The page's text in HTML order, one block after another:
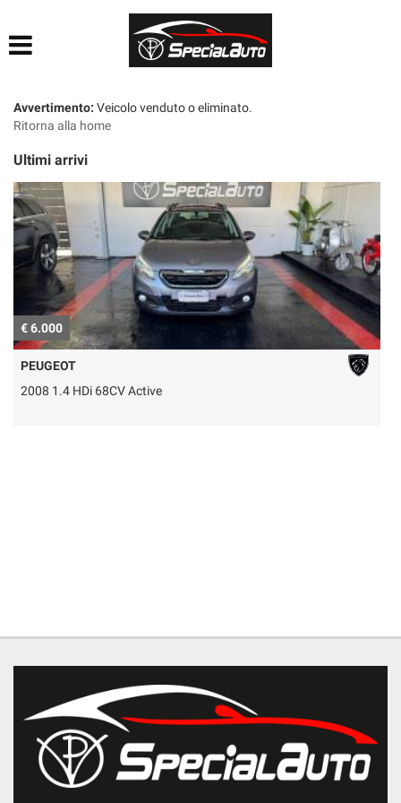
LISTA VEICOLI
FINANZIAMENTI
PRATICHE AUTO
CONTATTI
ACQUISTIAMO USATO
SEGUICI SU FACEBOOK
Avvertimento: Veicolo venduto o eliminato.
Ritorna alla home
Ultimi arrivi
€ 6.000
PEUGEOT
2008 1.4 HDi 68CV Active